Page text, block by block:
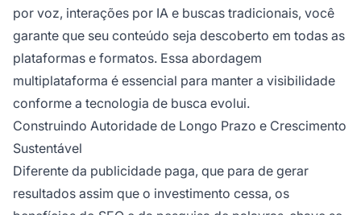
por voz, interações por IA e buscas tradicionais, você
garante que seu conteúdo seja descoberto em todas as
plataformas e formatos. Essa abordagem
multiplataforma é essencial para manter a visibilidade
conforme a tecnologia de busca evolui.
Construindo Autoridade de Longo Prazo e Crescimento
Sustentável
Diferente da publicidade paga, que para de gerar
resultados assim que o investimento cessa, os